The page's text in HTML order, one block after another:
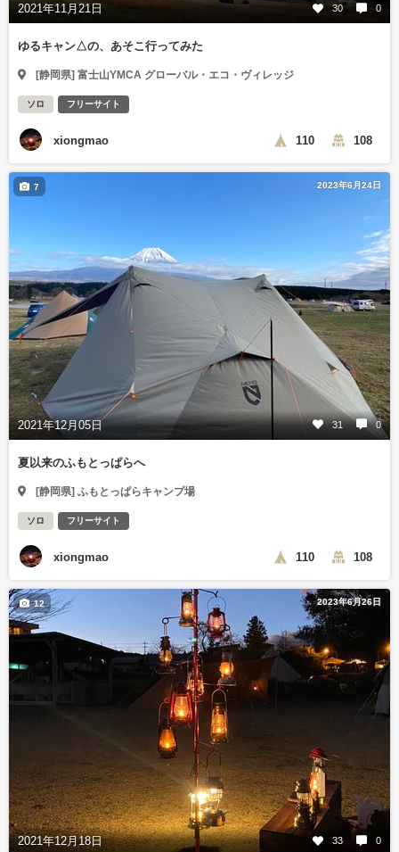
2021年11月21日 30 0
ゆるキャン△の、あそこ行ってみた
[静岡県] 富士山YMCA グローバル・エコ・ヴィレッジ
ソロ フリーサイト
xiongmao 110 108
2023年6月24日
2021年12月05日 31 0
7
夏以来のふもとっぱらへ
[静岡県] ふもとっぱらキャンプ場
ソロ フリーサイト
xiongmao 110 108
2023年6月26日
2021年12月18日 33 0
12